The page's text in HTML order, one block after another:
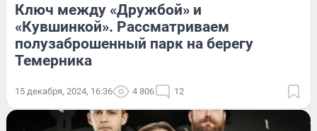
Ключ между «Дружбой» и
«Кувшинкой». Рассматриваем
полузаброшенный парк на берегу
Темерника
15 декабря, 2024, 16:36 4 806 12